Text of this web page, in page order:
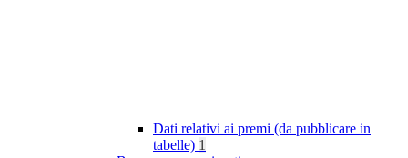
Dati relativi ai premi (da pubblicare in
tabelle) 1